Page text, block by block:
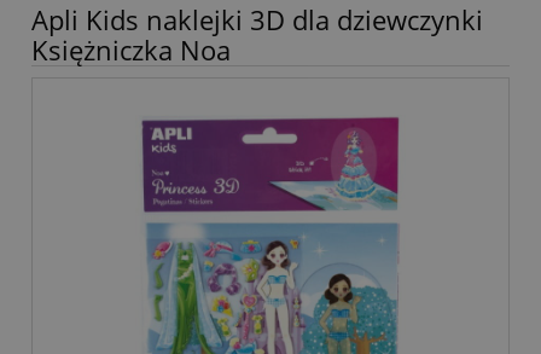
Apli Kids naklejki 3D dla dziewczynki
Księżniczka Noa